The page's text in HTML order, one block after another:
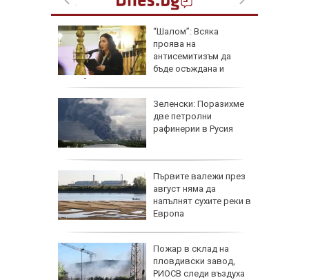
“Шалом”: Всяка
проява на
антисемитизъм да
бъде осъждана и
заклеймявана
Зеленски: Поразихме
две петролни
рафинерии в Русия
Първите валежи през
август няма да
напълнят сухите реки в
Европа
Пожар в склад на
пловдивски завод,
РИОСВ следи въздуха